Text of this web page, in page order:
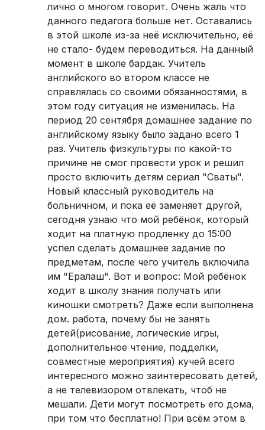
лично о многом говорит. Очень жаль что
данного педагога больше нет. Оставались
в этой школе из-за неё исключительно, её
не стало- будем переводиться. На данный
момент в школе бардак. Учитель
английского во втором классе не
справлялась со своими обязанностями, в
этом году ситуация не изменилась. На
период 20 сентября домашнее задание по
английскому языку было задано всего 1
раз. Учитель физкультуры по какой-то
причине не смог провести урок и решил
просто включить детям сериал "Сваты".
Новый классный руководитель на
больничном, и пока её заменяет другой,
сегодня узнаю что мой ребёнок, который
ходит на платную продленку до 15:00
успел сделать домашнее задание по
предметам, после чего учитель включила
им "Ералаш". Вот и вопрос: Мой ребёнок
ходит в школу знания получать или
киношки смотреть? Даже если выполнена
дом. работа, почему бы не занять
детей(рисование, логические игры,
дополнительное чтение, подделки,
совместные мероприятия) кучей всего
интересного можно заинтересовать детей,
а не телевизором отвлекать, чтоб не
мешали. Дети могут посмотреть его дома,
при том что бесплатно! При всём этом в